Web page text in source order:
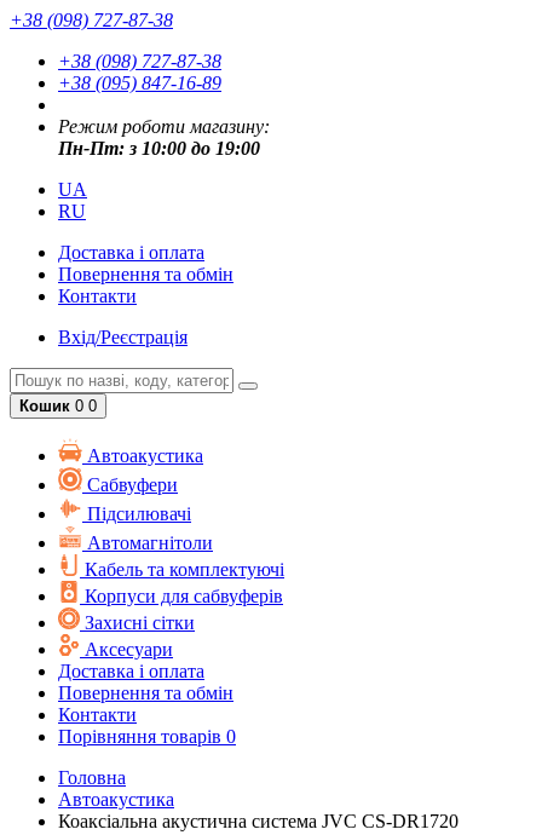
+38 (098) 727-87-38
+38 (098) 727-87-38
+38 (095) 847-16-89
Режим роботи магазину:
Пн-Пт: з 10:00 до 19:00
UA
RU
Доставка і оплата
Повернення та обмін
Контакти
Вхід/Реєстрація
Кошик 0 0
Автоакустика
Cабвуфери
Підсилювачі
Автомагнітоли
Кабель та комплектуючі
Корпуси для сабвуферів
Захисні сітки
Аксесуари
Доставка і оплата
Повернення та обмін
Контакти
Порівняння товарів 0
Головна
Автоакустика
Коаксіальна акустична система JVC CS-DR1720